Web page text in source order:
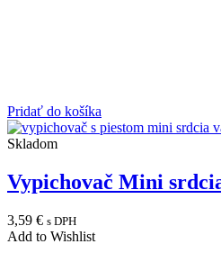
Pridať do košíka
Skladom
Vypichovač Mini
3,59 € s DPH
Add to Wishlist